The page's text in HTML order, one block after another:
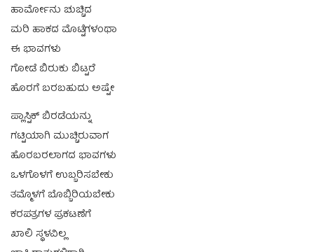
ಹಾರ್ಮೋನು ಚುಚ್ಚಿದ
ಮರಿ ಹಾಕದ ಮೊಟ್ಟೆಗಳಂಥಾ
ಈ ಭಾವಗಳು
ಗೋಡೆ ಬಿರುಕು ಬಿಟ್ಟರೆ
ಹೊರಗೆ ಬರಬಹುದು ಅಷ್ಟೇ
ಪ್ಲಾಸ್ಟಿಕ್ ಬಿರಡೆಯನ್ನು
ಗಟ್ಟಿಯಾಗಿ ಮುಚ್ಚಿರುವಾಗ
ಹೊರಬರಲಾಗದ ಭಾವಗಳು
ಒಳಗೊಳಗೆ ಉಬ್ಬರಿಸಬೇಕು
ತಮ್ಮೊಳಗೆ ಬೊಬ್ಬಿರಿಯಬೇಕು
ಕರಪತ್ರಗಳ ಪ್ರಕಟಣೆಗೆ
ಖಾಲಿ ಸ್ಥಳವಿಲ್ಲ